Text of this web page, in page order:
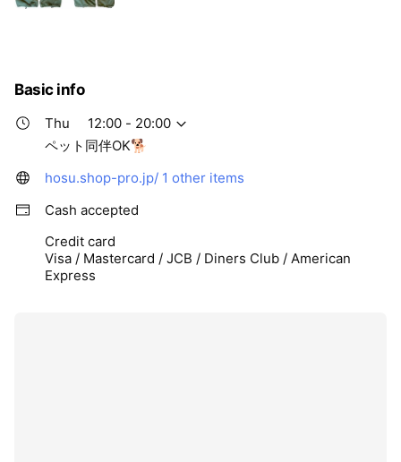
す。 下記のサイズチャートは目安となりますの
で、ご了承くださいませ。
Basic info
Thu
12:00 - 20:00
ペット同伴OK🐕
hosu.shop-pro.jp/ 1 other items
Cash accepted
Credit card
Visa / Mastercard / JCB / Diners Club / American
Express